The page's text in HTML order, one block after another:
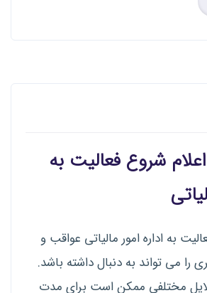
شروع فعالیت به
به اداره امور مالیاتی عواقب و
را می تواند به دنبال داشته باشد.
مختلفی ممکن است برای مدت